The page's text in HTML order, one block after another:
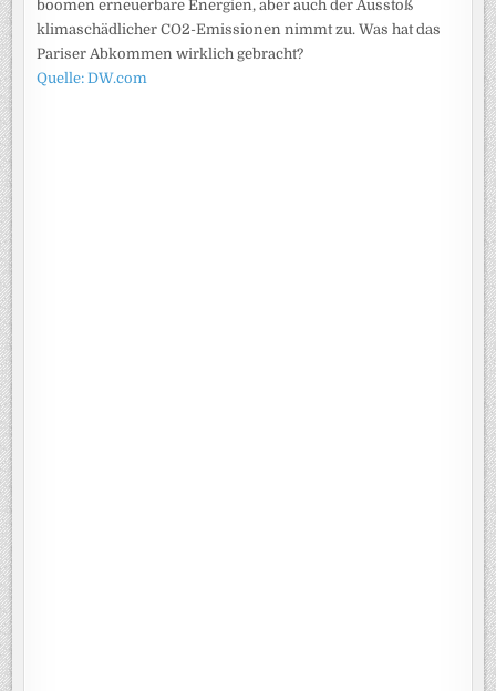
boomen erneuerbare Energien, aber auch der Ausstoß
klimaschädlicher CO2-Emissionen nimmt zu. Was hat das
Pariser Abkommen wirklich gebracht?
Quelle: DW.com